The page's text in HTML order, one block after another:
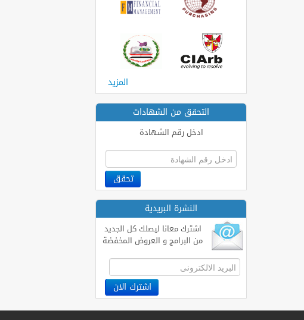
المزيد
التحقق من الشهادات
ادخل رقم الشهادة
النشرة البريدية
اشترك معانا ليصلك كل الجديد
من البرامج و العروض المخفضة